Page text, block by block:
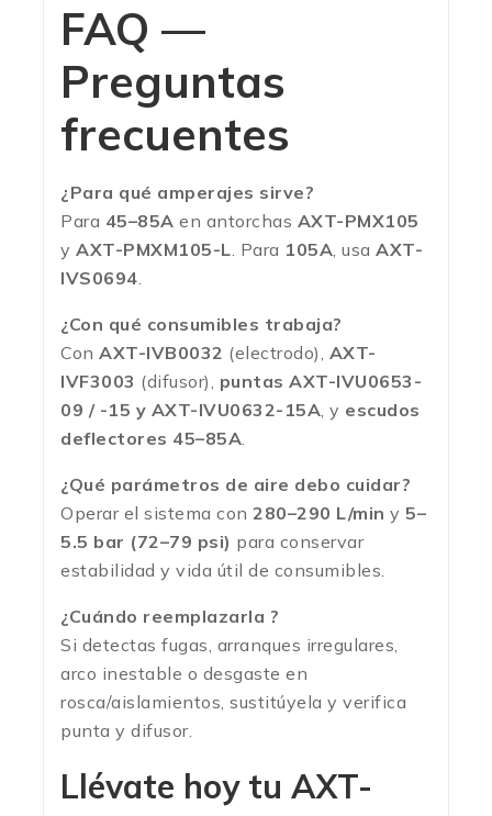
FAQ —
Preguntas
frecuentes
¿Para qué amperajes sirve?
Para 45–85A en antorchas AXT-PMX105
y AXT-PMXM105-L. Para 105A, usa AXT-
IVS0694.
¿Con qué consumibles trabaja?
Con AXT-IVB0032 (electrodo), AXT-
IVF3003 (difusor), puntas AXT-IVU0653-
09 / -15 y AXT-IVU0632-15A, y escudos
deflectores 45–85A.
¿Qué parámetros de aire debo cuidar?
Operar el sistema con 280–290 L/min y 5–
5.5 bar (72–79 psi) para conservar
estabilidad y vida útil de consumibles.
¿Cuándo reemplazarla ?
Si detectas fugas, arranques irregulares,
arco inestable o desgaste en
rosca/aislamientos, sustitúyela y verifica
punta y difusor.
Llévate hoy tu AXT-